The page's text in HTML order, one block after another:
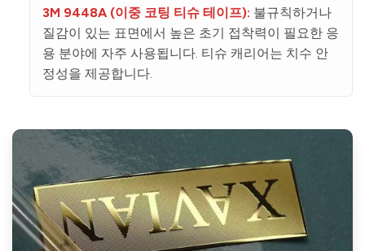
3M 9448A (이중 코팅 티슈 테이프): 불규칙하거나
질감이 있는 표면에서 높은 초기 접착력이 필요한 응
용 분야에 자주 사용됩니다. 티슈 캐리어는 치수 안
정성을 제공합니다.